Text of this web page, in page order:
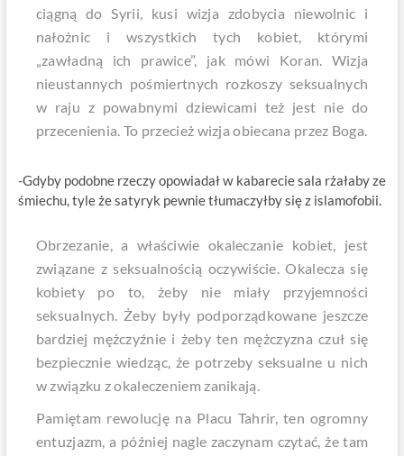
ciągną do Syrii, kusi wizja zdobycia niewolnic i
nałożnic i wszystkich tych kobiet, którymi
„zawładną ich prawice”, jak mówi Koran. Wizja
nieustannych pośmiertnych rozkoszy seksualnych
w raju z powabnymi dziewicami też jest nie do
przecenienia. To przecież wizja obiecana przez Boga.
-Gdyby podobne rzeczy opowiadał w kabarecie sala rżałaby ze
śmiechu, tyle że satyryk pewnie tłumaczyłby się z islamofobii.
Obrzezanie, a właściwie okaleczanie kobiet, jest
związane z seksualnością oczywiście. Okalecza się
kobiety po to, żeby nie miały przyjemności
seksualnych. Żeby były podporządkowane jeszcze
bardziej mężczyźnie i żeby ten mężczyzna czuł się
bezpiecznie wiedząc, że potrzeby seksualne u nich
w związku z okaleczeniem zanikają.
Pamiętam rewolucję na Placu Tahrir, ten ogromny
entuzjazm, a później nagle zaczynam czytać, że tam